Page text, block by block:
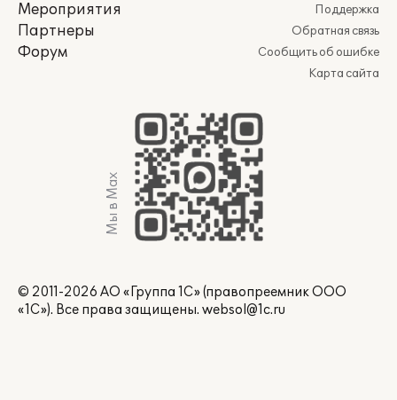
Мероприятия
Партнеры
Форум
Поддержка
Обратная связь
Сообщить об ошибке
Карта сайта
Мы в Max
© 2011-2026 АО «Группа 1С» (правопреемник ООО
«1С»). Все права защищены. websol@1c.ru